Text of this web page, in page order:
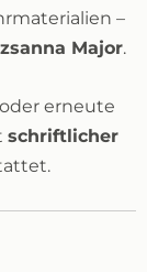
–
Major.
erneute
schriftlicher